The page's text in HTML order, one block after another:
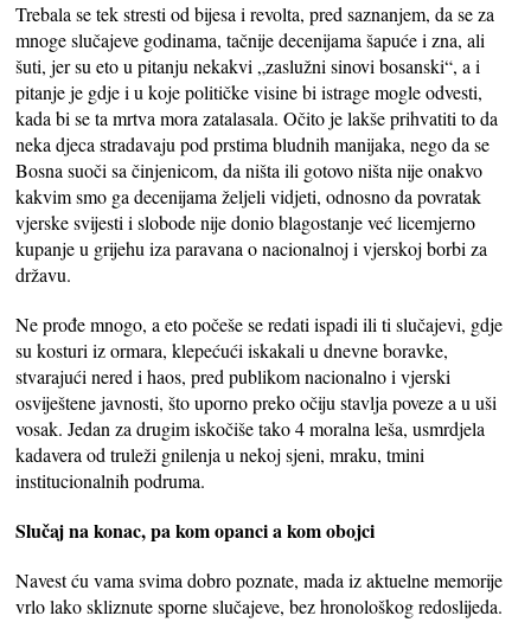
Trebala se tek stresti od bijesa i revolta, pred saznanjem, da se za
mnoge slučajeve godinama, tačnije decenijama šapuće i zna, ali
šuti, jer su eto u pitanju nekakvi „zaslužni sinovi bosanski“, a i
pitanje je gdje i u koje političke visine bi istrage mogle odvesti,
kada bi se ta mrtva mora zatalasala. Očito je lakše prihvatiti to da
neka djeca stradavaju pod prstima bludnih manijaka, nego da se
Bosna suoči sa činjenicom, da ništa ili gotovo ništa nije onakvo
kakvim smo ga decenijama željeli vidjeti, odnosno da povratak
vjerske svijesti i slobode nije donio blagostanje već licemjerno
kupanje u grijehu iza paravana o nacionalnoj i vjerskoj borbi za
državu.
Ne prođe mnogo, a eto počeše se redati ispadi ili ti slučajevi, gdje
su kosturi iz ormara, klepećući iskakali u dnevne boravke,
stvarajući nered i haos, pred publikom nacionalno i vjerski
osviještene javnosti, što uporno preko očiju stavlja poveze a u uši
vosak. Jedan za drugim iskočiše tako 4 moralna leša, usmrdjela
kadavera od truleži gnilenja u nekoj sjeni, mraku, tmini
institucionalnih podruma.
Slučaj na konac, pa kom opanci a kom obojci
Navest ću vama svima dobro poznate, mada iz aktuelne memorije
vrlo lako skliznute sporne slučajeve, bez hronološkog redoslijeda.